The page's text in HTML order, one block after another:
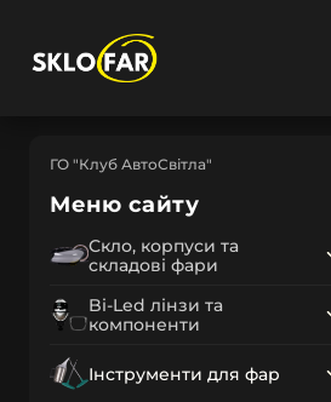
ГО "Клуб АвтоСвітла"
Меню сайту
Скло, корпуси та
складові фари
Bi-Led лінзи та
компоненти
Інструменти для фар